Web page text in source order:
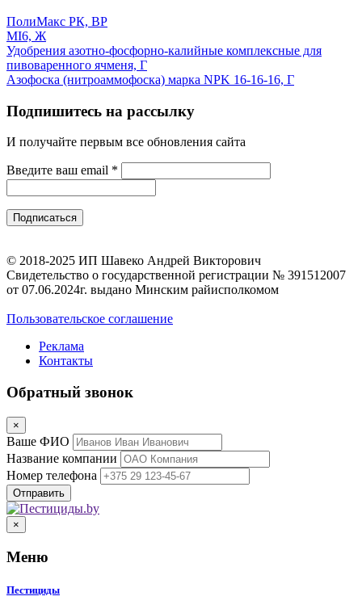
ПолиМакс РК, ВР
MI6, Ж
Удобрения азотно-фосфорно-калийные комплексные для
пивоваренного ячменя, Г
Азофоска (нитроаммофоска) марка NPK 16-16-16, Г
Подпишитесь на рассылку
И получайте первым все обновления сайта
Введите ваш email *
© 2018-2025 ИП Шавеко Андрей Викторович
Свидетельство о государственной регистрации № 391512007
от 07.06.2024г. выдано Минским райисполкомом
Пользовательское соглашение
Реклама
Контакты
Обратный звонок
×
Ваше ФИО
Название компании
Номер телефона
×
Меню
Пестициды